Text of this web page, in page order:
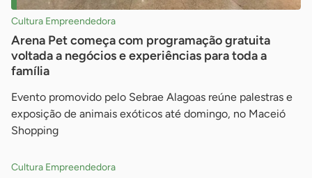
Cultura Empreendedora
Arena Pet começa com programação gratuita
voltada a negócios e experiências para toda a
família
Evento promovido pelo Sebrae Alagoas reúne palestras e
exposição de animais exóticos até domingo, no Maceió
Shopping
Cultura Empreendedora